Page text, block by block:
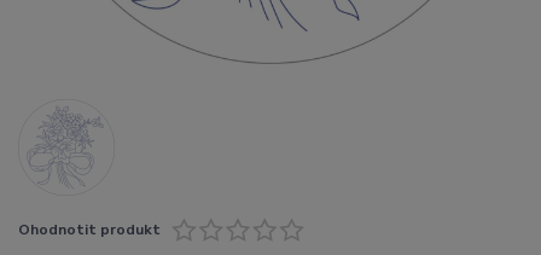
Ohodnotit produkt